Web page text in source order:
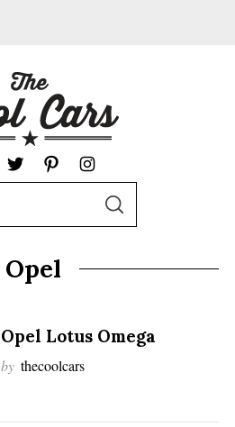
S
E
H
Opel
Opel Lotus Omega
by thecoolcars